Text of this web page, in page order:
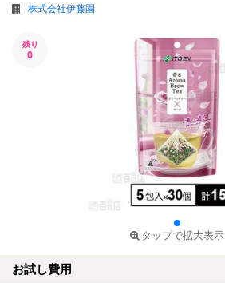
株式会社伊藤園
残り
0
タップで拡大表示
お試し費用